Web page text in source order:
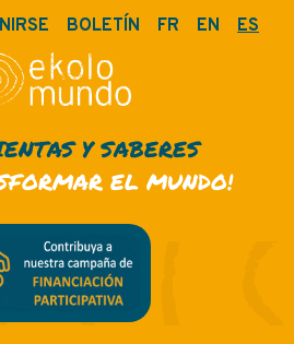
BOLETÍN FR EN ES
Y SABERES
EL MUNDO!